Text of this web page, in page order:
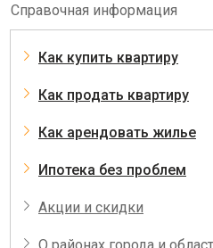
Справочная информация
Как купить квартиру
Как продать квартиру
Как арендовать жилье
Ипотека без проблем
Акции и скидки